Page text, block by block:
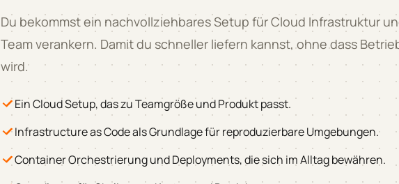
Du bekommst ein nachvollziehbares Setup für Cloud Infrastruktur
Team verankern. Damit du schneller liefern kannst, ohne dass
wird.
Ein Cloud Setup, das zu Teamgröße und Produkt passt.
Infrastructure as Code als Grundlage für reproduzierbare Umgebungen.
Container Orchestrierung und Deployments, die sich im Alltag bewähren.